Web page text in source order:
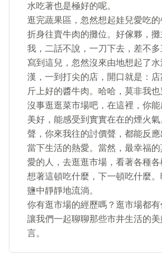
水吃著也是極好的呢。
逛完蔬果區，忽然想起娃兒愛吃
折身往賣牛肉的攤位。好傢夥，
我，二話不說，一刀下去，差不多
寫到這兒，忽然沒來由地想起了
漢，一到打尖的店，開口就是：
斤上好的醬牛肉。哈哈，莫非我
沒事逛逛菜市場吧，在這裡，你
美好，能感受到實實在在的煙火
聲，你來我往的討價聲，都能反
當下生活的熱愛。當然，最幸福
愛的人，去逛逛市場，看著各種各
想著這頓吃什麼，下一頓吃什麼
鹽中靜靜地流淌。
你有逛市場的經歷嗎？逛市場都有
讓我們一起聊聊那些市井生活的
言。